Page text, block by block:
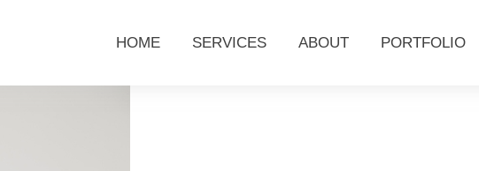
HOME SERVICES ABOUT PORTFOLIO